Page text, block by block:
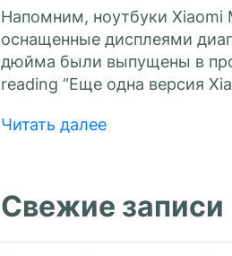
Напомним, ноутбуки Xiaomi
оснащенные дисплеями
дюйма были выпущены в
reading “Еще одна версия
Читать далее
Свежие записи